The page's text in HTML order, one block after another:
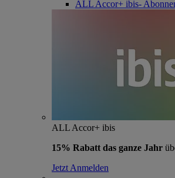
ALL Accor+ ibis-
ALL Accor+ ibis
15% Rabatt das ganze Jahr
Jetzt Anmelden